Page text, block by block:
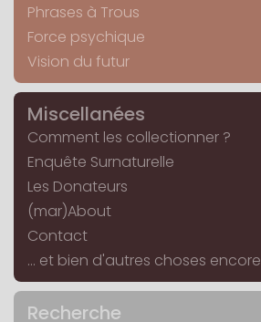
Phrases à Trous
Force psychique
Vision du futur
Miscellanées
Comment les collectionner ?
Enquête Surnaturelle
Les Donateurs
(mar)About
Contact
... et bien d'autres choses encore
Recherche